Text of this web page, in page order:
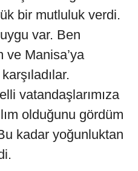
bir mutluluk verdi.
var. Ben
ve Manisa’ya
vatandaşlarımıza
olduğunu gördüm
kadar yoğunluktan